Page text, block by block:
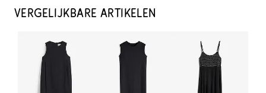
VERGELIJKBARE ARTIKELEN